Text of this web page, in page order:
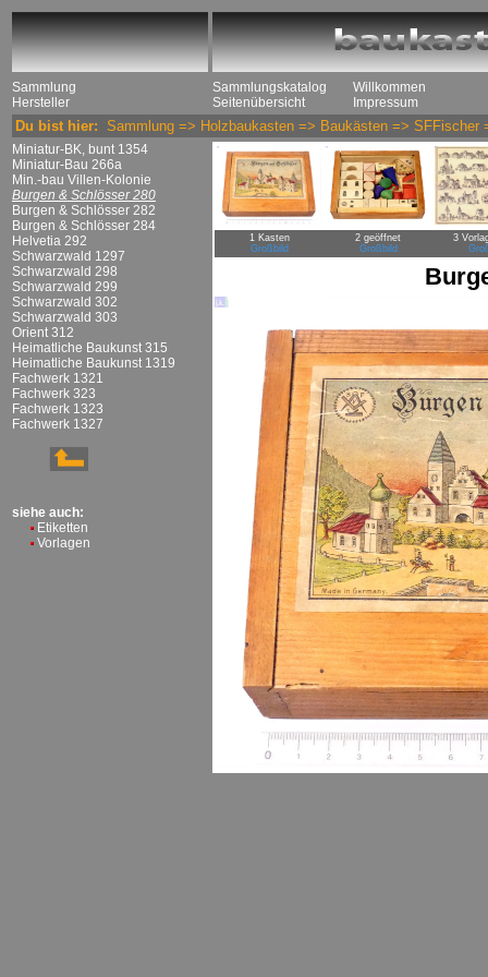
Sammlung
Hersteller
Sammlungskatalog
Seitenübersicht
Willkommen
Impressum
Du bist hier: Sammlung => Holzbaukasten => Baukästen => SFFischer
Miniatur-BK, bunt 1354
Miniatur-Bau 266a
Min.-bau Villen-Kolonie
Burgen & Schlösser 280
Burgen & Schlösser 282
Burgen & Schlösser 284
Helvetia 292
Schwarzwald 1297
Schwarzwald 298
Schwarzwald 299
Schwarzwald 302
Schwarzwald 303
Orient 312
Heimatliche Baukunst 315
Heimatliche Baukunst 1319
Fachwerk 1321
Fachwerk 323
Fachwerk 1323
Fachwerk 1327
siehe auch:
Etiketten
Vorlagen
1 Kasten
Großbild
2 geöffnet
Großbild
3